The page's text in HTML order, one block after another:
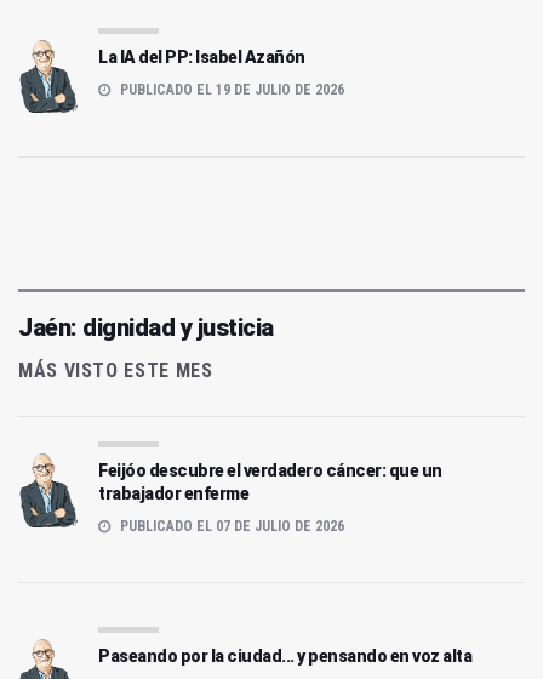
La IA del PP: Isabel Azañón
PUBLICADO EL 19 DE JULIO DE 2026
Jaén: dignidad y justicia
MÁS VISTO ESTE MES
Feijóo descubre el verdadero cáncer: que un
trabajador enferme
PUBLICADO EL 07 DE JULIO DE 2026
Paseando por la ciudad... y pensando en voz alta